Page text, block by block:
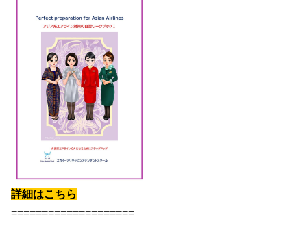
詳細はこちら
====================